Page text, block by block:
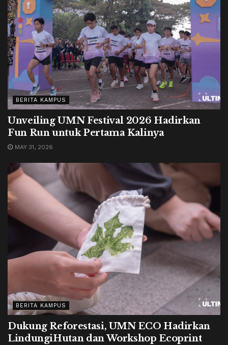
BERITA KAMPUS
Unveiling UMN Festival 2026 Hadirkan
Fun Run untuk Pertama Kalinya
MAY 31, 2026
BERITA KAMPUS
Dukung Reforestasi, UMN ECO Hadirkan
LindungiHutan dan Workshop Ecoprint